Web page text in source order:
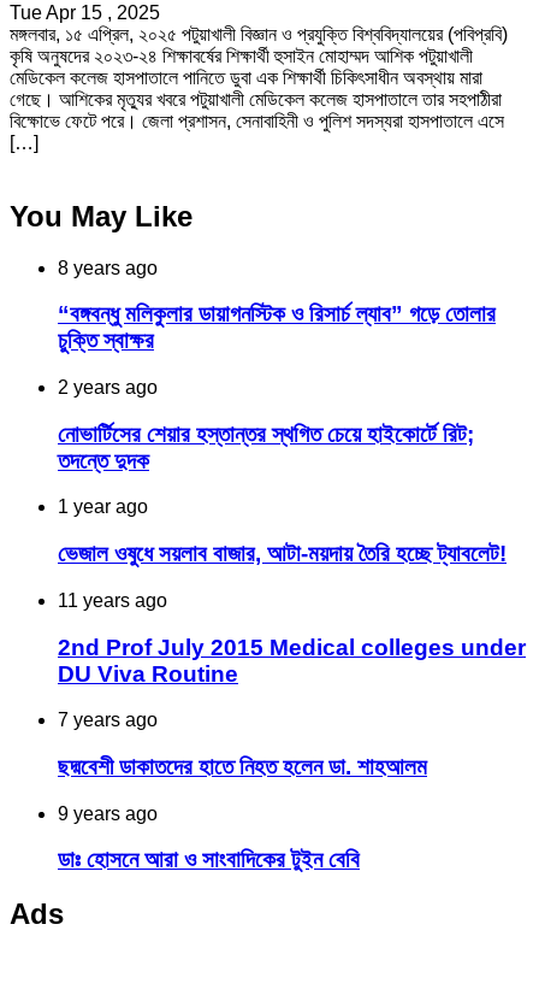
Tue Apr 15 , 2025
মঙ্গলবার, ১৫ এপ্রিল, ২০২৫ পটুয়াখালী বিজ্ঞান ও প্রযুক্তি বিশ্ববিদ্যালয়ের (পবিপ্রবি)
কৃষি অনুষদের ২০২৩-২৪ শিক্ষাবর্ষের শিক্ষার্থী হুসাইন মোহাম্মদ আশিক পটুয়াখালী
মেডিকেল কলেজ হাসপাতালে পানিতে ডুবা এক শিক্ষার্থী চিকিৎসাধীন অবস্থায় মারা
গেছে। আশিকের মৃত্যুর খবরে পটুয়াখালী মেডিকেল কলেজ হাসপাতালে তার সহপাঠীরা
বিক্ষোভে ফেটে পরে। জেলা প্রশাসন, সেনাবাহিনী ও পুলিশ সদস্যরা হাসপাতালে এসে
[…]
You May Like
8 years ago
“বঙ্গবন্ধু মলিকুলার ডায়াগনস্টিক ও রিসার্চ ল্যাব” গড়ে তোলার
চুক্তি স্বাক্ষর
2 years ago
নোভার্টিসের শেয়ার হস্তান্তর স্থগিত চেয়ে হাইকোর্টে রিট;
তদন্তে দুদক
1 year ago
ভেজাল ওষুধে সয়লাব বাজার, আটা-ময়দায় তৈরি হচ্ছে ট্যাবলেট!
11 years ago
2nd Prof July 2015 Medical colleges under
DU Viva Routine
7 years ago
ছদ্মবেশী ডাকাতদের হাতে নিহত হলেন ডা. শাহআলম
9 years ago
ডাঃ হোসনে আরা ও সাংবাদিকের টুইন বেবি
Ads